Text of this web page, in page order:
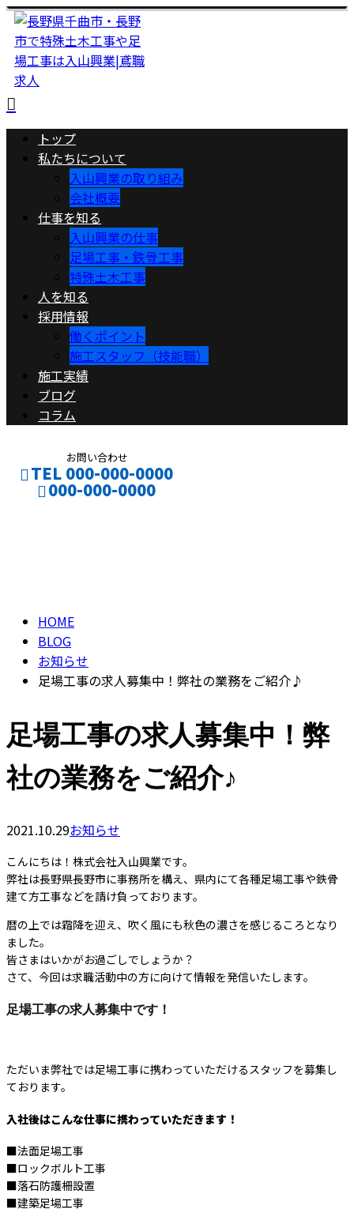
トップ
私たちについて
入山興業の取り組み
会社概要
仕事を知る
入山興業の仕事
足場工事・鉄骨工事
特殊土木工事
人を知る
採用情報
働くポイント
施工スタッフ（技能職）
施工実績
ブログ
コラム
お問い合わせ
TEL 000-000-0000
000-000-0000
HOME
BLOG
お知らせ
足場工事の求人募集中！弊社の業務をご紹介♪
足場工事の求人募集中！弊
社の業務をご紹介♪
2021.10.29お知らせ
こんにちは！株式会社入山興業です。
弊社は長野県長野市に事務所を構え、県内にて各種足場工事や鉄骨
建て方工事などを請け負っております。
暦の上では霜降を迎え、吹く風にも秋色の濃さを感じるころとなり
ました。
皆さまはいかがお過ごしでしょうか？
さて、今回は求職活動中の方に向けて情報を発信いたします。
足場工事の求人募集中です！
ただいま弊社では足場工事に携わっていただけるスタッフを募集し
ております。
入社後はこんな仕事に携わっていただきます！
■法面足場工事
■ロックボルト工事
■落石防護柵設置
■建築足場工事